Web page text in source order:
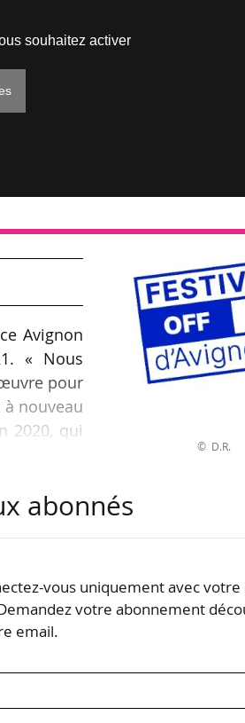
Avignon
« Nous
pour
nouveau
2020, qui
© D.R.
abonnés
vous uniquement avec votre
votre abonnement
email.
souhaitez activer